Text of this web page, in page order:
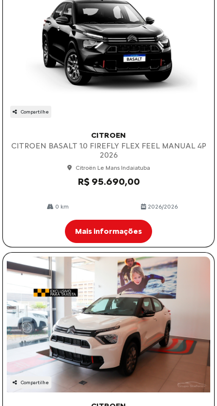
Compartilhe
CITROEN
CITROEN BASALT 1.0 FIREFLY FLEX FEEL MANUAL 4P
2026
Citroën Le Mans Indaiatuba
R$ 95.690,00
0 km 2026/2026
Mais informações
Compartilhe